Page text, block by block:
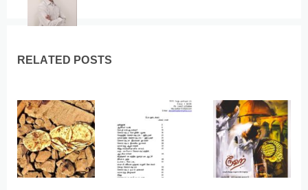
RELATED POSTS